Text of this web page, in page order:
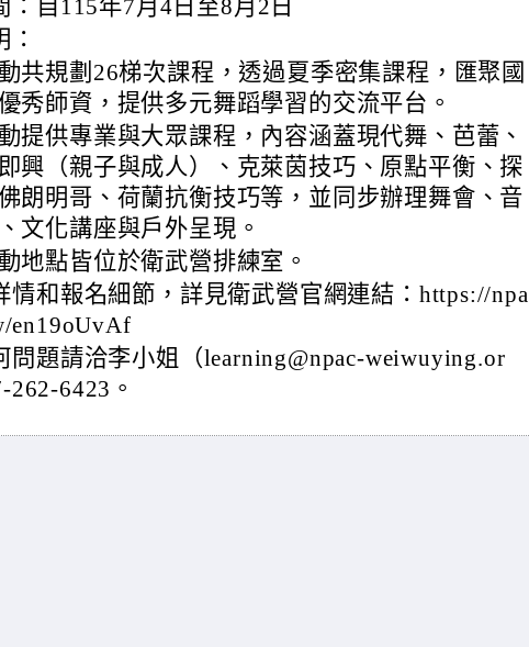
：自115年7月4日至8月2日
共規劃26梯次課程，透過夏季密集課程，匯聚國
秀師資，提供多元舞蹈學習的交流平台。
提供專業與大眾課程，內容涵蓋現代舞、芭蕾、
興（親子與成人）、克萊茵技巧、原點平衡、探
朗明哥、荷蘭抗衡技巧等，並同步辦理舞會、音
文化講座與戶外呈現。
地點皆位於衛武營排練室。
情和報名細節，詳見衛武營官網連結：https://npa
en19oUvAf
問題請洽李小姐（learning@npac-weiwuying.or
262-6423。